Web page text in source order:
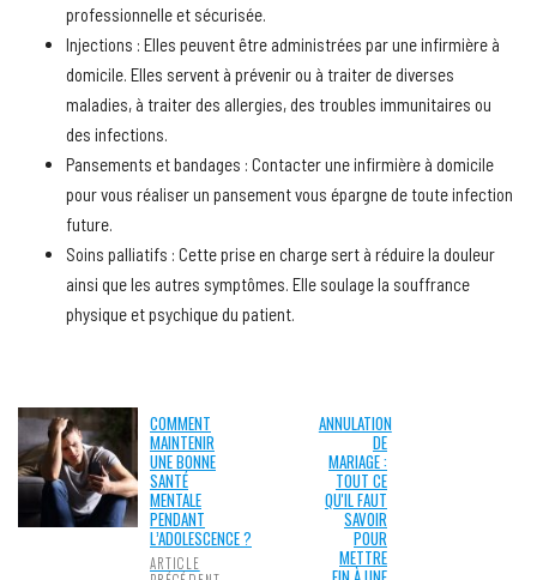
professionnelle et sécurisée.
Injections : Elles peuvent être administrées par une infirmière à
domicile. Elles servent à prévenir ou à traiter de diverses
maladies, à traiter des allergies, des troubles immunitaires ou
des infections.
Pansements et bandages : Contacter une infirmière à domicile
pour vous réaliser un pansement vous épargne de toute infection
future.
Soins palliatifs : Cette prise en charge sert à réduire la douleur
ainsi que les autres symptômes. Elle soulage la souffrance
physique et psychique du patient.
COMMENT
MAINTENIR
UNE BONNE
SANTÉ
MENTALE
PENDANT
L’ADOLESCENCE ?
ARTICLE
ANNULATION
DE
MARIAGE :
TOUT CE
QU'IL FAUT
SAVOIR
POUR
METTRE